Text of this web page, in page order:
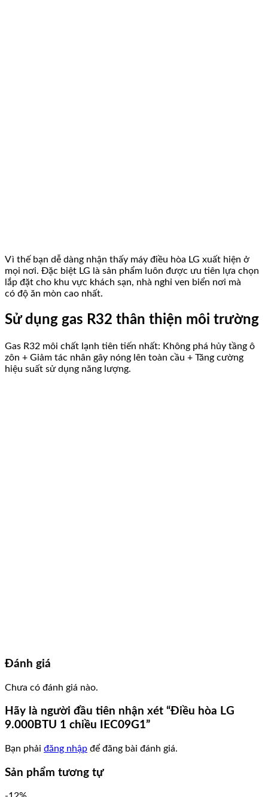
Vì thế bạn dễ dàng nhận thấy máy điều hòa LG xuất hiện ở
mọi nơi. Đặc biệt LG là sản phẩm luôn được ưu tiên lựa chọn
lắp đặt cho khu vực khách sạn, nhà nghỉ ven biển nơi mà
có độ ăn mòn cao nhất.
Sử dụng gas R32 thân thiện môi trường
Gas R32 môi chất lạnh tiên tiến nhất: Không phá hủy tầng ô
zôn + Giảm tác nhân gây nóng lên toàn cầu + Tăng cường
hiệu suất sử dụng năng lượng.
Đánh giá
Chưa có đánh giá nào.
Hãy là người đầu tiên nhận xét “Điều hòa LG
9.000BTU 1 chiều IEC09G1”
Bạn phải đăng nhập để đăng bài đánh giá.
Sản phẩm tương tự